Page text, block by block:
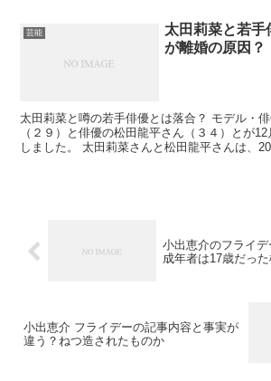
芸能
太田莉菜と若手
が離婚の原因？
太田莉菜と噂の若手俳優とは落合？ モデル・
（２９）と俳優の松田龍平さん（３４）とが
しました。 太田莉菜さんと松田龍平さんは、
小出恵介のフライ
成年者は17歳だった
小出恵介 フライデーの記事内容と事実が
違う？ねつ造されたものか